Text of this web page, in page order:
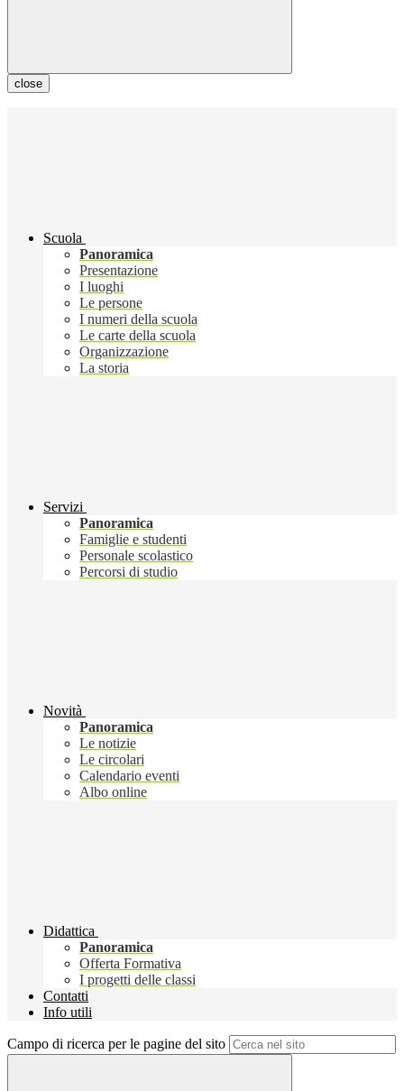
close
Scuola
Panoramica
Presentazione
I luoghi
Le persone
I numeri della scuola
Le carte della scuola
Organizzazione
La storia
Servizi
Panoramica
Famiglie e studenti
Personale scolastico
Percorsi di studio
Novità
Panoramica
Le notizie
Le circolari
Calendario eventi
Albo online
Didattica
Panoramica
Offerta Formativa
I progetti delle classi
Contatti
Info utili
Campo di ricerca per le pagine del sito